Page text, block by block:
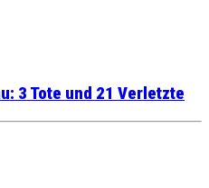
3 Tote und 21 Verletzte